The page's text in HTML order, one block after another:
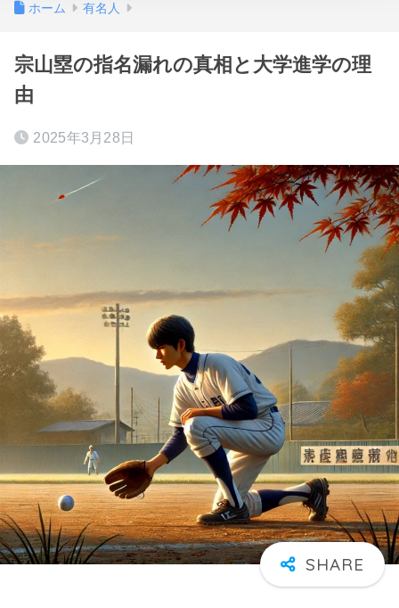
ホーム 有名人
宗山塁の指名漏れの真相と大学進学の理
由
2025年3月28日